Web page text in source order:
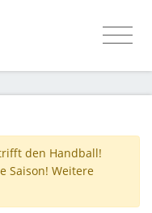
den Handball!
Saison! Weitere